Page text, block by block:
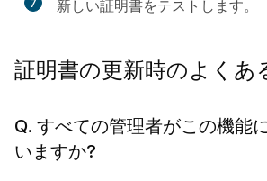
7 新しい証明書をテストします。
証明書の更新時のよくあ
Q. すべての管理者がこの機能
いますか?